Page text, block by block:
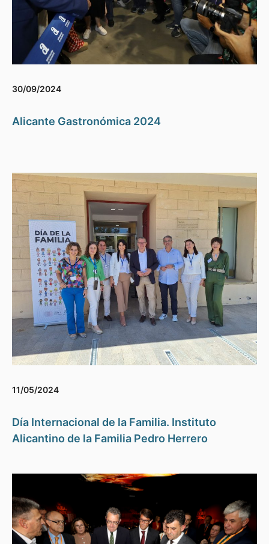
30/09/2024
Alicante Gastronómica 2024
11/05/2024
Día Internacional de la Familia. Instituto
Alicantino de la Familia Pedro Herrero